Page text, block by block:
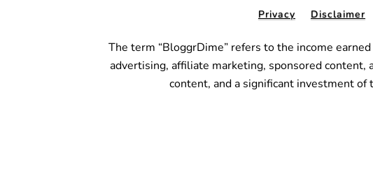
Privacy Disclaimer
The term “BloggrDime” refers to the income
advertising, affiliate marketing, sponsored content,
content, and a significant investment of